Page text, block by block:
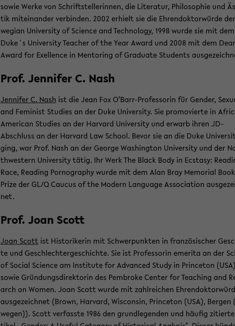
sowie Werke von Schrift­stel­le­rin­nen, die Li­te­ra­tur, Phi­lo­so­phie und
tik mit­ein­an­der ver­bin­den. 2002 er­hielt sie die Eh­ren­dok­tor­wür­de
we­gi­an Uni­ver­si­ty of Sci­ence and Tech­no­lo­gy, 1998 wurde sie mit dem
Duke´s Uni­ver­si­ty Tea­cher of the Year Award und 2008 mit dem
Award for Exel­lence in Men­to­ring of Gra­dua­te Stu­dents
Prof. Jen­ni­fer C. Nash
Jen­ni­fer C. Nash ist die Jean Fox O’Barr-​Professorin für Gen­der,
and Fe­mi­nist Stu­dies an der Duke Uni­ver­si­ty. Sie pro­mo­vier­te in
Ame­ri­can Stu­dies an der Har­vard Uni­ver­si­ty und er­warb ihren JD-​
Abschluss an der Har­vard Law School. Bevor sie an die Duke
ging, war Prof. Nash an der Ge­or­ge Wa­shing­ton Uni­ver­si­ty und der
thwes­tern Uni­ver­si­ty tätig. Ihr Werk The Black Body in Ec­sta­sy:
Race, Rea­ding Por­no­gra­phy wurde mit dem Alan Bray Me­mo­ri­al Book
Prize der GL/Q Cau­cus of the Mo­dern Lan­guage As­so­cia­ti­on
net.
Prof. Joan Scott
Joan Scott ist His­to­ri­ke­rin mit Schwer­punk­ten in fran­zö­si­scher
te und Ge­schlech­ter­ge­schich­te. Sie ist Pro­fes­so­rin eme­ri­ta an der
of So­cial Sci­ence am In­sti­tu­te for Ad­van­ced Study in Prince­ton (USA)
sowie Grün­dungs­di­rek­to­rin des Pem­bro­ke Cen­ter for Tea­ching and
arch on Women. Joan Scott wurde mit zahl­rei­chen
aus­ge­zeich­net (Brown, Har­vard, Wis­con­sin, Prince­ton (USA),
we­gen)). Scott ver­fass­te 1986 den grund­le­gen­den und häu­fig